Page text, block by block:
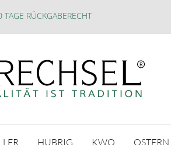
TAGE RÜCKGABERECHT
HUBRIG KWO OSTERN